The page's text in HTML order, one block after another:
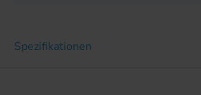
Spezifikationen